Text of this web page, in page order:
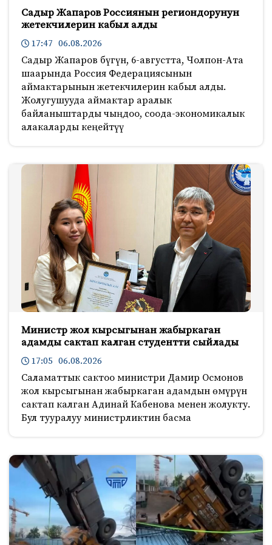
Садыр Жапаров Россиянын региондорунун
жетекчилерин кабыл алды
17:47 06.08.2026
Садыр Жапаров бүгүн, 6-августта, Чолпон-Ата
шаарында Россия Федерациясынын
аймактарынын жетекчилерин кабыл алды.
Жолугушууда аймактар аралык
байланыштарды чыңдоо, соода-экономикалык
алакаларды кеңейтүү
Министр жол кырсыгынан жабыркаган
адамды сактап калган студентти сыйлады
17:05 06.08.2026
Саламаттык сактоо министри Дамир Осмонов
жол кырсыгынан жабыркаган адамдын өмүрүн
сактап калган Адинай Кабенова менен жолукту.
Бул тууралуу министрликтин басма